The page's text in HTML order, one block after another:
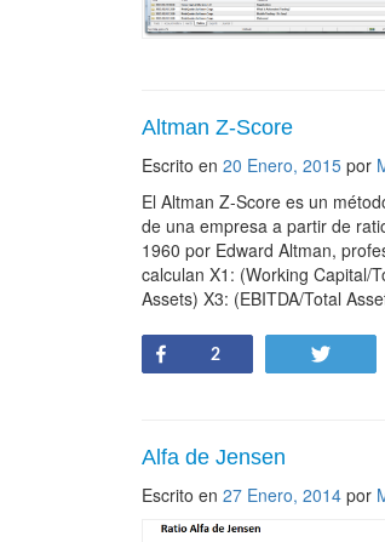
Altman Z-Score
Escrito en 20 Enero, 2015 por
El Altman Z-Score es un
de una empresa a partir de
1960 por Edward Altman,
calculan X1: (Working Capital/
Assets) X3: (EBITDA/Total
Share
2
Alfa de Jensen
Escrito en 27 Enero, 2014 por